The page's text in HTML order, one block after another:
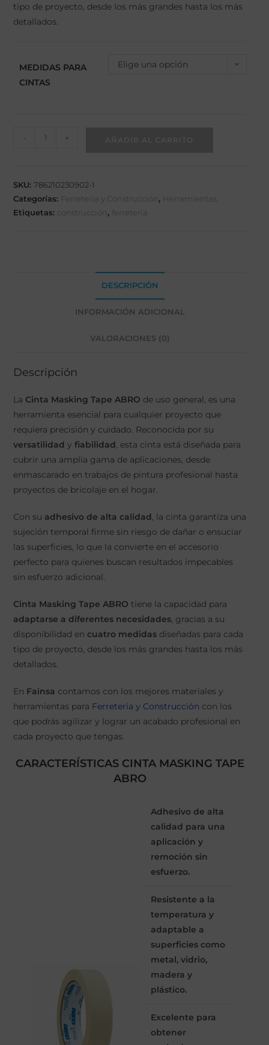
tipo de proyecto, desde los más grandes hasta los más
detallados.
MEDIDAS PARA
CINTAS
Elige una opción
- +
SKU: 786210230902-1
Categorías:
Ferretería y Construcción , Herramientas
Etiquetas:
construcción , ferretería
DESCRIPCIÓN
INFORMACIÓN ADICIONAL
VALORACIONES (0)
Descripción
La Cinta Masking Tape ABRO de uso general, es una
herramienta esencial para cualquier proyecto que
requiera precisión y cuidado. Reconocida por su
versatilidad y fiabilidad , esta cinta está diseñada para
cubrir una amplia gama de aplicaciones, desde
enmascarado en trabajos de pintura profesional hasta
proyectos de bricolaje en el hogar.
Con su adhesivo de alta calidad , la cinta garantiza una
sujeción temporal firme sin riesgo de dañar o ensuciar
las superficies, lo que la convierte en el accesorio
perfecto para quienes buscan resultados impecables
sin esfuerzo adicional.
Cinta Masking Tape ABRO tiene la capacidad para
adaptarse a diferentes necesidades, gracias a su
disponibilidad en cuatro medidasdiseñadas para cada
tipo de proyecto, desde los más grandes hasta los más
detallados.
En Fainsa contamos con los mejores materiales y
herramientas para Ferretería y Construcción con los
que podrás agilizar y lograr un acabado profesional en
cada proyecto que tengas.
CARACTERÍSTICAS CINTA MASKING TAPE
ABRO
Adhesivo de alta
calidad para una
aplicación y
remoción sin
esfuerzo.
Resistente a la
temperatura y
adaptable a
superficies como
metal, vidrio,
madera y
plástico.
Excelente para
obtener